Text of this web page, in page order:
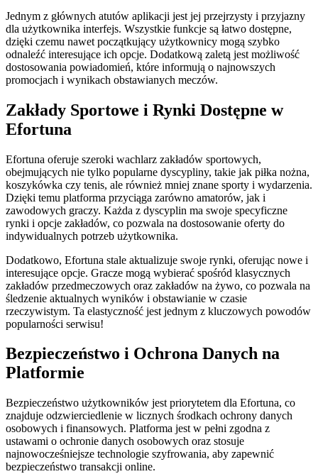
Jednym z głównych atutów aplikacji jest jej przejrzysty i przyjazny
dla użytkownika interfejs. Wszystkie funkcje są łatwo dostępne,
dzięki czemu nawet początkujący użytkownicy mogą szybko
odnaleźć interesujące ich opcje. Dodatkową zaletą jest możliwość
dostosowania powiadomień, które informują o najnowszych
promocjach i wynikach obstawianych meczów.
Zakłady Sportowe i Rynki Dostępne w
Efortuna
Efortuna oferuje szeroki wachlarz zakładów sportowych,
obejmujących nie tylko popularne dyscypliny, takie jak piłka nożna,
koszykówka czy tenis, ale również mniej znane sporty i wydarzenia.
Dzięki temu platforma przyciąga zarówno amatorów, jak i
zawodowych graczy. Każda z dyscyplin ma swoje specyficzne
rynki i opcje zakładów, co pozwala na dostosowanie oferty do
indywidualnych potrzeb użytkownika.
Dodatkowo, Efortuna stale aktualizuje swoje rynki, oferując nowe i
interesujące opcje. Gracze mogą wybierać spośród klasycznych
zakładów przedmeczowych oraz zakładów na żywo, co pozwala na
śledzenie aktualnych wyników i obstawianie w czasie
rzeczywistym. Ta elastyczność jest jednym z kluczowych powodów
popularności serwisu!
Bezpieczeństwo i Ochrona Danych na
Platformie
Bezpieczeństwo użytkowników jest priorytetem dla Efortuna, co
znajduje odzwierciedlenie w licznych środkach ochrony danych
osobowych i finansowych. Platforma jest w pełni zgodna z
ustawami o ochronie danych osobowych oraz stosuje
najnowocześniejsze technologie szyfrowania, aby zapewnić
bezpieczeństwo transakcji online.